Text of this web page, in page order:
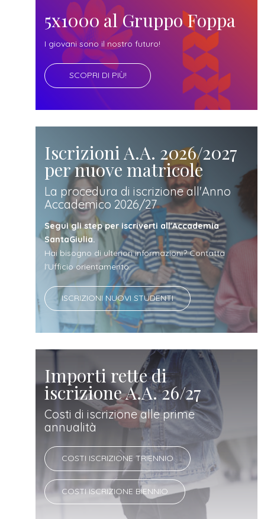
futuro
studente
genitore
di uno
studente
studente
iscritto
docente
referente
d'azienda
5x1000 al Gruppo Foppa
I giovani sono il nostro futuro!
SCOPRI DI PIÙ!
Iscrizioni A.A. 2026/2027
per nuove matricole
La procedura di iscrizione all'Anno
Accademico 2026/27
Segui gli step per iscriverti all'Accademia
SantaGiulia.
Hai bisogno di ulteriori informazioni? Contatta
l'Ufficio orientamento.
ISCRIZIONI NUOVI STUDENTI
Importi rette di
iscrizione A.A. 26/27
Costi di iscrizione alle prime
annualità
COSTI ISCRIZIONE TRIENNIO
COSTI ISCRIZIONE BIENNIO